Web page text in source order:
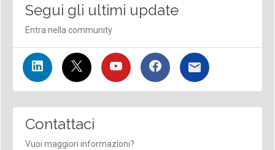
Segui gli ultimi update
Entra nella community
Contattaci
Vuoi maggiori informazioni?